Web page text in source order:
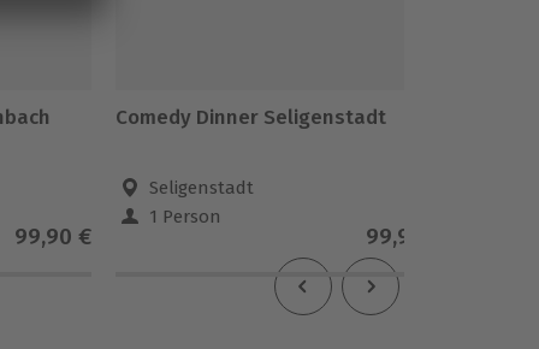
99,90 €
Comedy Dinner Seligenstadt
Seligenstadt
1 Person
99,90 €